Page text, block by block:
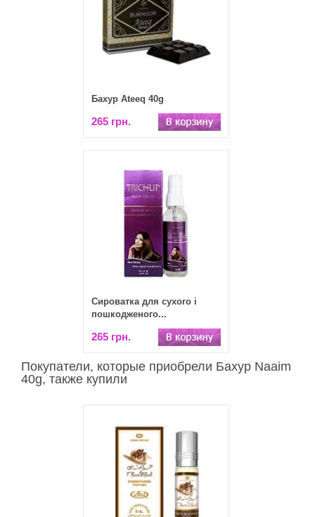
Бахур Ateeq 40g
265 грн.
Сироватка для сухого і
пошкодженого...
265 грн.
Покупатели, которые приобрели Бахур Naaim
40g, также купили